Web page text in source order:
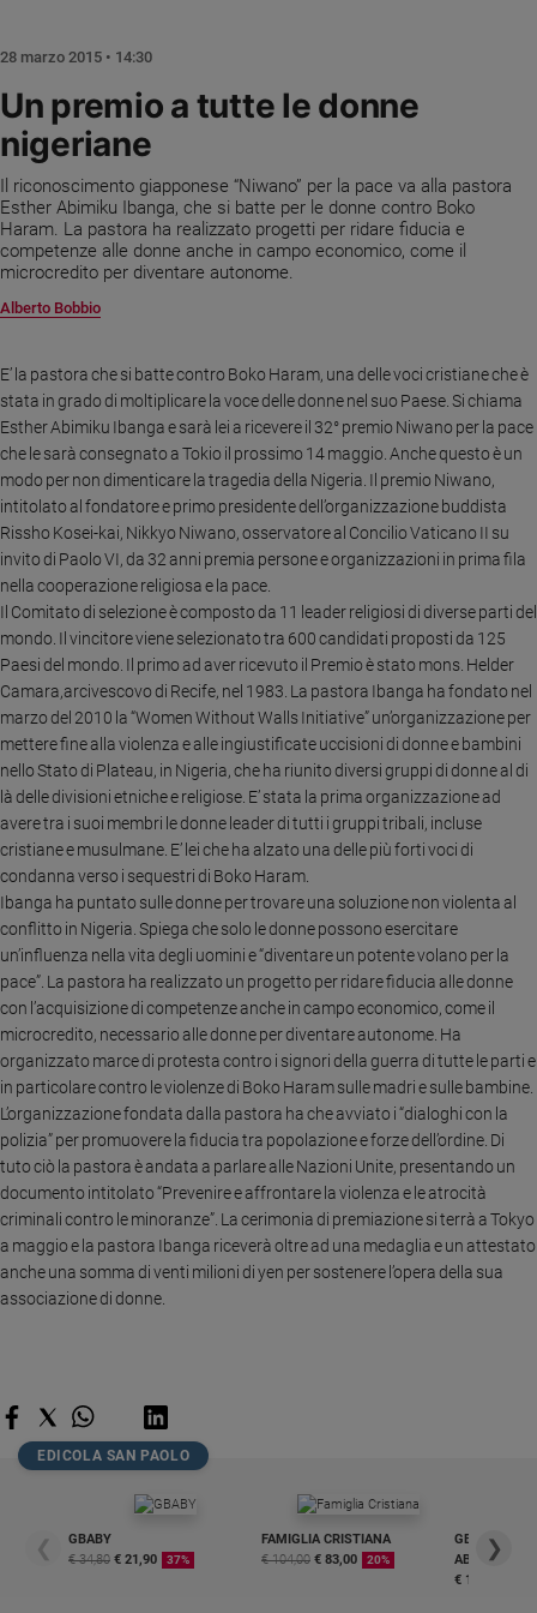
e
spiritualità
Devozione
e
fede
del
Santo
del
giorno
Società
e
valori
Ambiente
Creato
Volontariato
Diritti
Aziende
di
valore
Caso
della
settimana
Migranti
Costume
Cultura
e
spettacoli
Sanremo
2026
Cinema,
Tv
e
streaming
Libri
Musica
ed
educazione
Genitori
Nonni
Un premio a tutte le donne
nigeriane
Il riconoscimento giapponese “Niwano” per la pace va alla pastora
Esther Abimiku Ibanga, che si batte per le donne contro Boko
Haram. La pastora ha realizzato progetti per ridare fiducia e
competenze alle donne anche in campo economico, come il
microcredito per diventare autonome.
Alberto Bobbio
28 marzo 2015 • 14:30
E’ la pastora che si batte contro Boko Haram, una delle voci cristiane che è
stata in grado di moltiplicare la voce delle donne nel suo Paese. Si chiama
Esther Abimiku Ibanga e sarà lei a ricevere il 32° premio Niwano per la pace
che le sarà consegnato a Tokio il prossimo 14 maggio. Anche questo è un
modo per non dimenticare la tragedia della Nigeria. Il premio Niwano,
intitolato al fondatore e primo presidente dell’organizzazione buddista
Rissho Kosei-kai, Nikkyo Niwano, osservatore al Concilio Vaticano II su
invito di Paolo VI, da 32 anni premia persone e organizzazioni in prima fila
nella cooperazione religiosa e la pace.
Il Comitato di selezione è composto da 11 leader religiosi di diverse parti del
mondo. Il vincitore viene selezionato tra 600 candidati proposti da 125
Paesi del mondo. Il primo ad aver ricevuto il Premio è stato mons. Helder
Camara,arcivescovo di Recife, nel 1983. La pastora Ibanga ha fondato nel
marzo del 2010 la “Women Without Walls Initiative” un’organizzazione per
mettere fine alla violenza e alle ingiustificate uccisioni di donne e bambini
nello Stato di Plateau, in Nigeria, che ha riunito diversi gruppi di donne al di
là delle divisioni etniche e religiose. E’ stata la prima organizzazione ad
avere tra i suoi membri le donne leader di tutti i gruppi tribali, incluse
cristiane e musulmane. E’ lei che ha alzato una delle più forti voci di
condanna verso i sequestri di Boko Haram.
Ibanga ha puntato sulle donne per trovare una soluzione non violenta al
conflitto in Nigeria. Spiega che solo le donne possono esercitare
un’influenza nella vita degli uomini e “diventare un potente volano per la
pace”. La pastora ha realizzato un progetto per ridare fiducia alle donne
con l’acquisizione di competenze anche in campo economico, come il
microcredito, necessario alle donne per diventare autonome. Ha
organizzato marce di protesta contro i signori della guerra di tutte le parti e
in particolare contro le violenze di Boko Haram sulle madri e sulle bambine.
L’organizzazione fondata dalla pastora ha che avviato i “dialoghi con la
polizia” per promuovere la fiducia tra popolazione e forze dell’ordine. Di
tuto ciò la pastora è andata a parlare alle Nazioni Unite, presentando un
documento intitolato “Prevenire e affrontare la violenza e le atrocità
criminali contro le minoranze”. La cerimonia di premiazione si terrà a Tokyo
a maggio e la pastora Ibanga riceverà oltre ad una medaglia e un attestato
anche una somma di venti milioni di yen per sostenere l’opera della sua
associazione di donne.
EDICOLA SAN PAOLO
❮
GBABY
€ 34,80 € 21,90 37%
FAMIGLIA CRISTIANA
€ 104,00 € 83,00 20%
GBABY
€ 16,99
❯